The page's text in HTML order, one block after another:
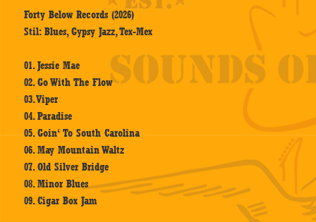
Forty Below Records (2026)
Stil: Blues, Gypsy Jazz, Tex-Mex
01. Jessie Mae
02. Go With The Flow
03. Viper
04. Paradise
05. Goin‘ To South Carolina
06. May Mountain Waltz
07. Old Silver Bridge
08. Minor Blues
09. Cigar Box Jam